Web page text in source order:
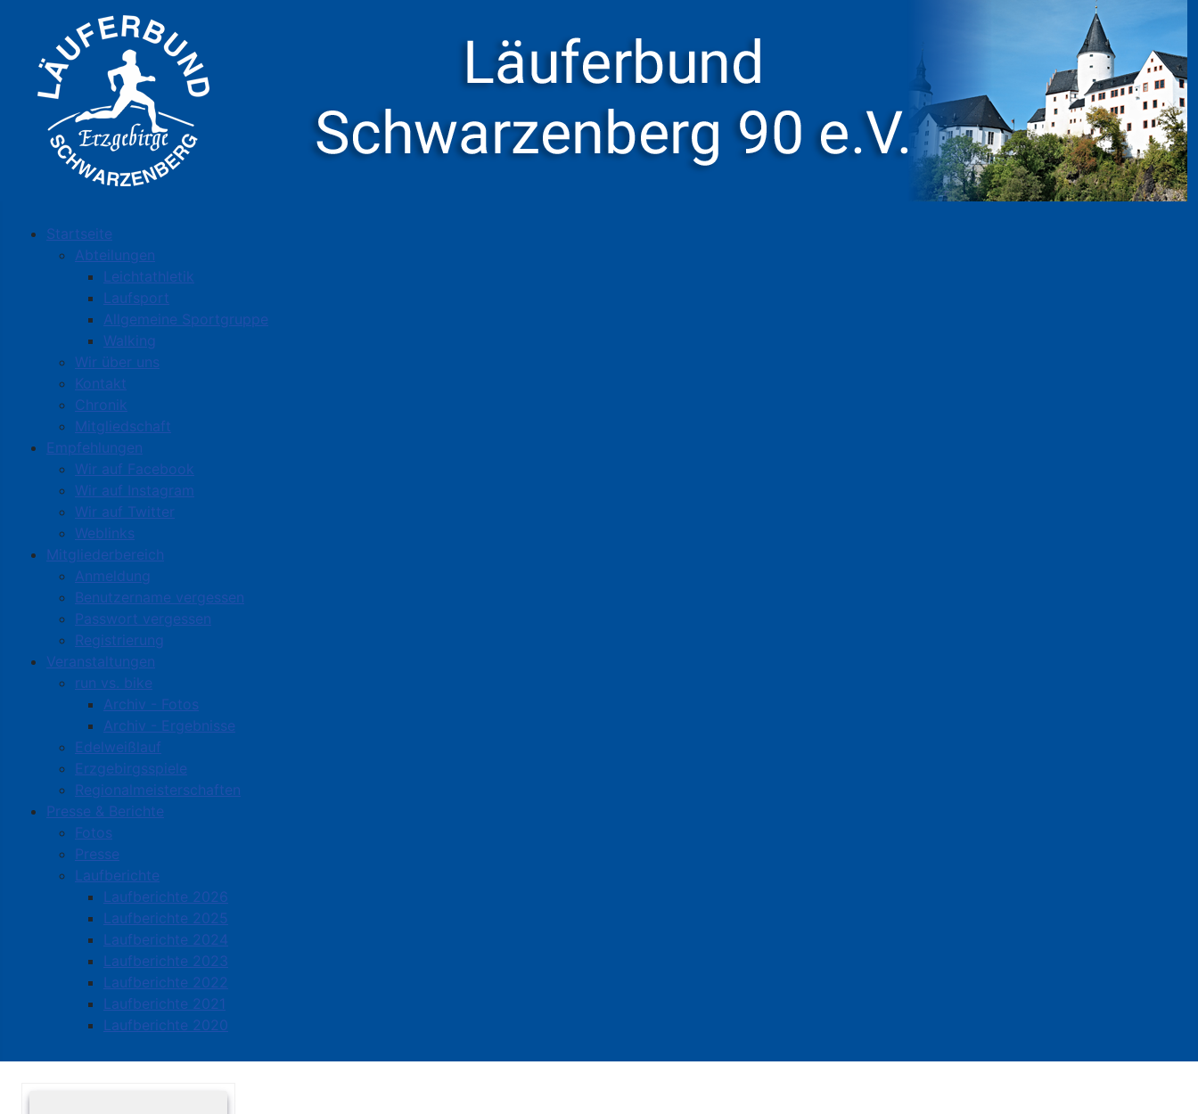
Startseite
Abteilungen
Leichtathletik
Laufsport
Allgemeine Sportgruppe
Walking
Wir über uns
Kontakt
Chronik
Mitgliedschaft
Empfehlungen
Wir auf Facebook
Wir auf Instagram
Wir auf Twitter
Weblinks
Mitgliederbereich
Anmeldung
Benutzername vergessen
Passwort vergessen
Registrierung
Veranstaltungen
run vs. bike
Archiv - Fotos
Archiv - Ergebnisse
Edelweißlauf
Erzgebirgsspiele
Regionalmeisterschaften
Presse & Berichte
Fotos
Presse
Laufberichte
Laufberichte 2026
Laufberichte 2025
Laufberichte 2024
Laufberichte 2023
Laufberichte 2022
Laufberichte 2021
Laufberichte 2020